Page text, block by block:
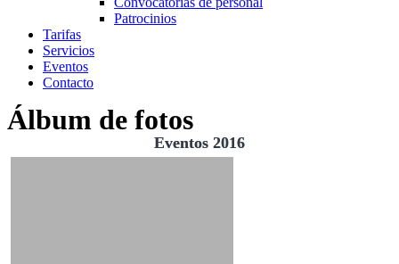
Patrocinios
Tarifas
Servicios
Eventos
Contacto
Álbum de fotos
Eventos 2016